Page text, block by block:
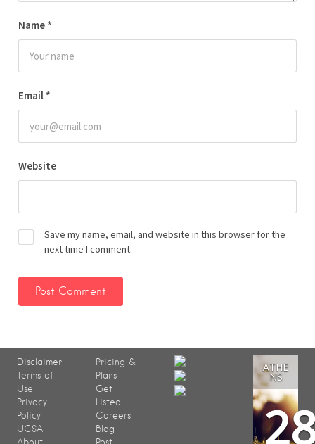
Name *
Email *
Website
Save my name, email, and website in this browser for the
next time I comment.
Disclaimer
Terms of
Use
Privacy
Policy
UCSA
Pricing &
Plans
Get
Listed
Careers
Blog
ATHE
NS